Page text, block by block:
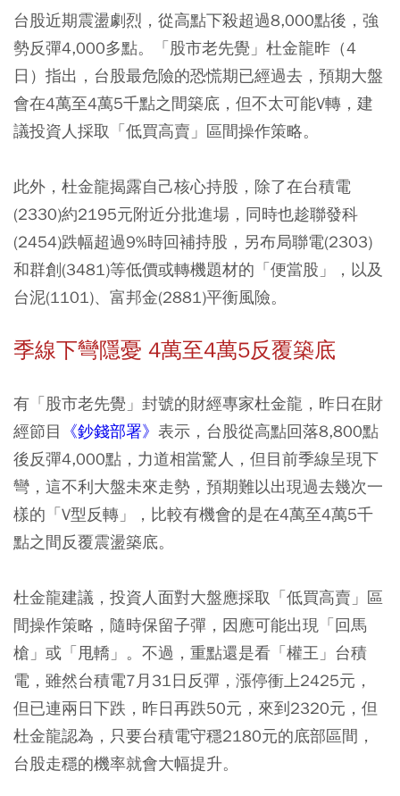
台股近期震盪劇烈，從高點下殺超過8,000點後，強
勢反彈4,000多點。「股市老先覺」杜金龍昨（4
日）指出，台股最危險的恐慌期已經過去，預期大盤
會在4萬至4萬5千點之間築底，但不太可能V轉，建
議投資人採取「低買高賣」區間操作策略。
此外，杜金龍揭露自己核心持股，除了在台積電
(2330)約2195元附近分批進場，同時也趁聯發科
(2454)跌幅超過9%時回補持股，另布局聯電(2303)
和群創(3481)等低價或轉機題材的「便當股」，以及
台泥(1101)、富邦金(2881)平衡風險。
季線下彎隱憂 4萬至4萬5反覆築底
有「股市老先覺」封號的財經專家杜金龍，昨日在財
經節目 《鈔錢部署》 表示，台股從高點回落8,800點
後反彈4,000點，力道相當驚人，但目前季線呈現下
彎，這不利大盤未來走勢，預期難以出現過去幾次一
樣的「V型反轉」，比較有機會的是在4萬至4萬5千
點之間反覆震盪築底。
杜金龍建議，投資人面對大盤應採取「低買高賣」區
間操作策略，隨時保留子彈，因應可能出現「回馬
槍」或「甩轎」。不過，重點還是看「權王」台積
電，雖然台積電7月31日反彈，漲停衝上2425元，
但已連兩日下跌，昨日再跌50元，來到2320元，但
杜金龍認為，只要台積電守穩2180元的底部區間，
台股走穩的機率就會大幅提升。